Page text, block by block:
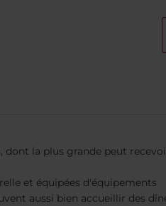
dont la plus grande peut
et équipées d'équipements
aussi bien accueillir des